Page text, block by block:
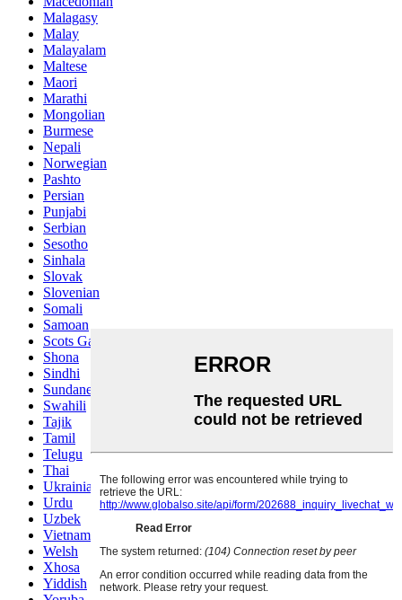
Malagasy
Malay
Malayalam
Maltese
Maori
Marathi
Mongolian
Burmese
Nepali
Norwegian
Pashto
Persian
Punjabi
Serbian
Sesotho
Sinhala
Slovak
Slovenian
Somali
Samoan
Scots Gaelic
Shona
Sindhi
Sundanese
Swahili
Tajik
Tamil
Telugu
Thai
Ukrainian
Urdu
Uzbek
Vietnamese
Welsh
Xhosa
Yiddish